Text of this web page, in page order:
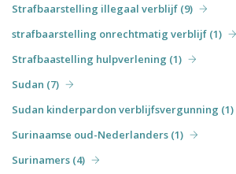
Strafbaarstelling illegaal verblijf (9)
strafbaarstelling onrechtmatig verblijf (1)
Strafbaastelling hulpverlening (1)
Sudan (7)
Sudan kinderpardon verblijfsvergunning (1)
Surinaamse oud-Nederlanders (1)
Surinamers (4)